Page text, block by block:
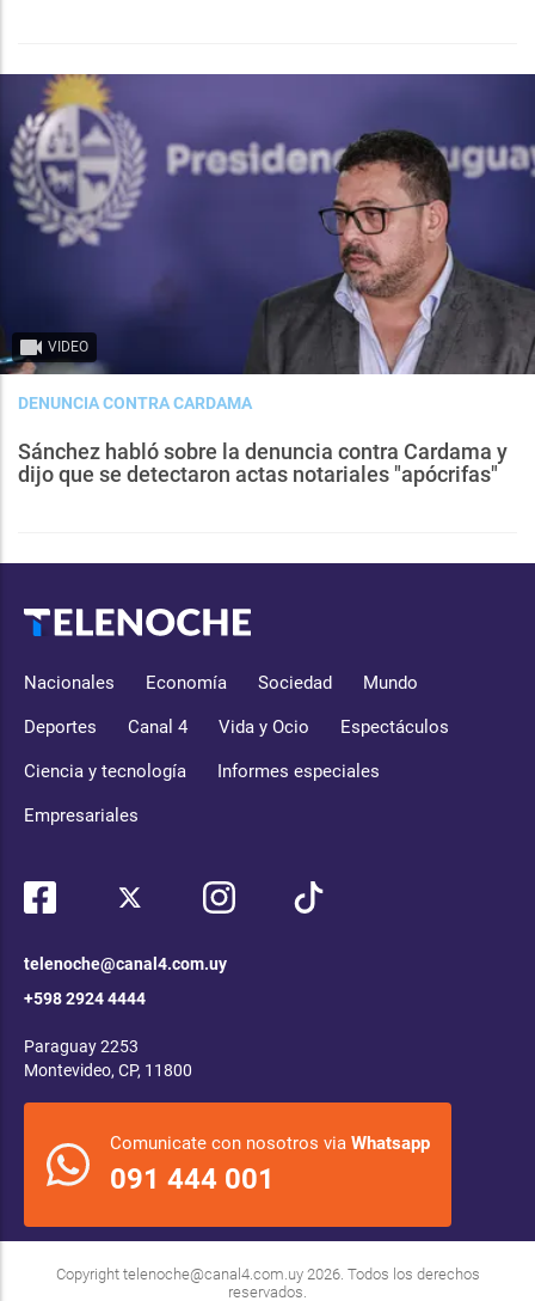
VIDEO
DENUNCIA CONTRA CARDAMA
Sánchez habló sobre la denuncia contra Cardama y
dijo que se detectaron actas notariales "apócrifas"
Nacionales Economía Sociedad Mundo
Deportes Canal 4 Vida y Ocio Espectáculos
Ciencia y tecnología Informes especiales
Empresariales
telenoche@canal4.com.uy
+598 2924 4444
Paraguay 2253
Montevideo, CP, 11800
Comunicate con nosotros via Whatsapp
091 444 001
Copyright telenoche@canal4.com.uy2026. Todos los derechos
reservados.